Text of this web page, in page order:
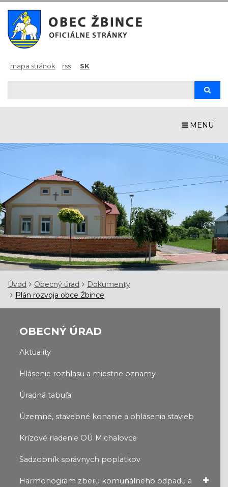
mapa stránok rss SK
MENU
Úvod Obecný úrad
Dokumenty
Plán rozvoja obce Žbince
OBECNÝ ÚRAD
Aktuality
Hlásenie rozhlasu a miestne oznamy
Úradná tabuľa
Územné, stavebné konanie a ohlásenia stavieb
Krízové riadenie OÚ Michalovce
Sadzobník správnych poplatkov
Harmonogram zberu komunálneho odpadu a